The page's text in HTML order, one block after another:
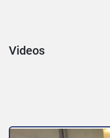
Videos